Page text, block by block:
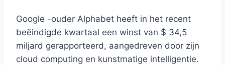
Google -ouder Alphabet heeft in het recent
beëindigde kwartaal een winst van $ 34,5
miljard gerapporteerd, aangedreven door zijn
cloud computing en kunstmatige intelligentie.